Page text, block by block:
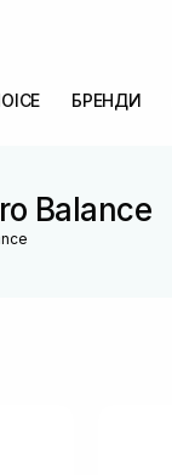
БРЕНДИ
Balance